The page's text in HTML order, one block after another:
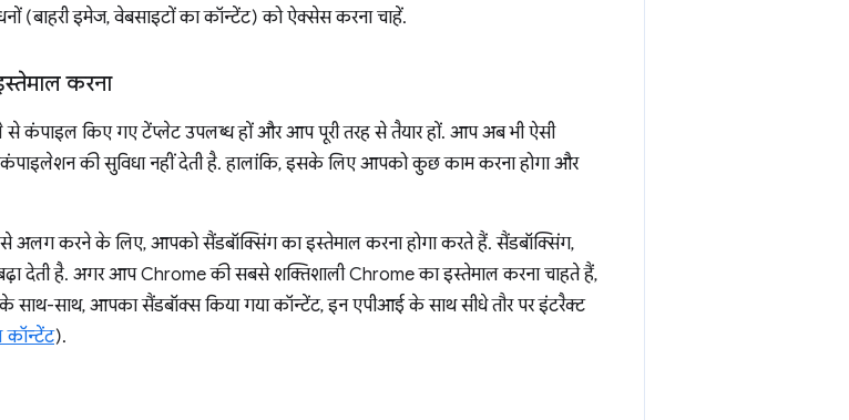
(बाहरी इमेज, वेबसाइटों का कॉन्टेंट) को ऐक्सेस करना चाहें.
करना
से कंपाइल किए गए टेंप्लेट उपलब्ध हों और आप पूरी तरह से तैयार हों. आप अब भी ऐसी
की सुविधा नहीं देती है. हालांकि, इसके लिए आपको कुछ काम करना होगा और
अलग करने के लिए, आपको सैंडबॉक्सिंग का इस्तेमाल करना होगा करते हैं. सैंडबॉक्सिंग,
देती है. अगर आप Chrome की सबसे शक्तिशाली Chrome का इस्तेमाल करना चाहते हैं,
साथ, आपका सैंडबॉक्स किया गया कॉन्टेंट, इन एपीआई के साथ सीधे तौर पर इंटरैक्ट
).